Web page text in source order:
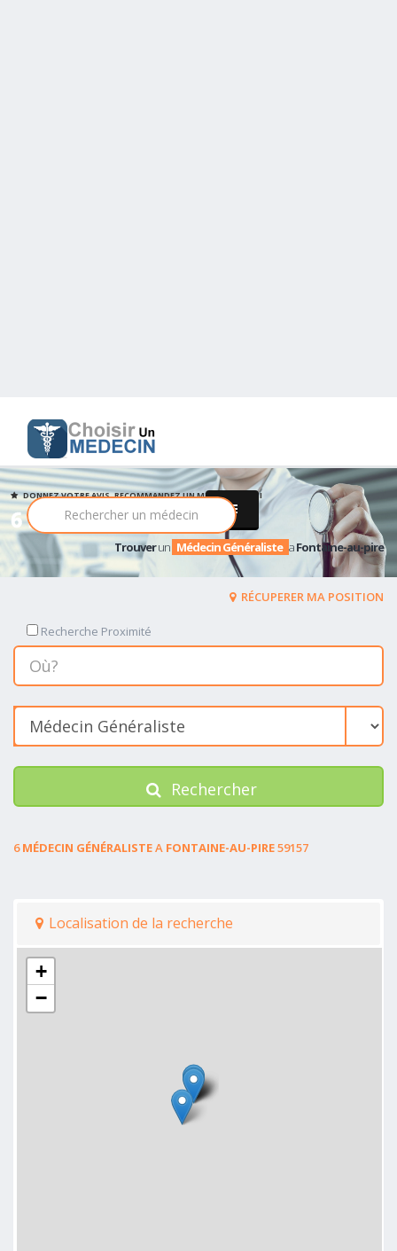
6 Médecin Généraliste
DONNEZ VOTRE AVIS, RECOMMANDEZ UN MEDECIN PARMI
Trouverun Médecin Généraliste aFontaine-au-pire
RÉCUPERER MA POSITION
Recherche Proximité
Rechercher
6MÉDECIN GÉNÉRALISTEA FONTAINE-AU-PIRE59157
Localisation de la recherche
+
−